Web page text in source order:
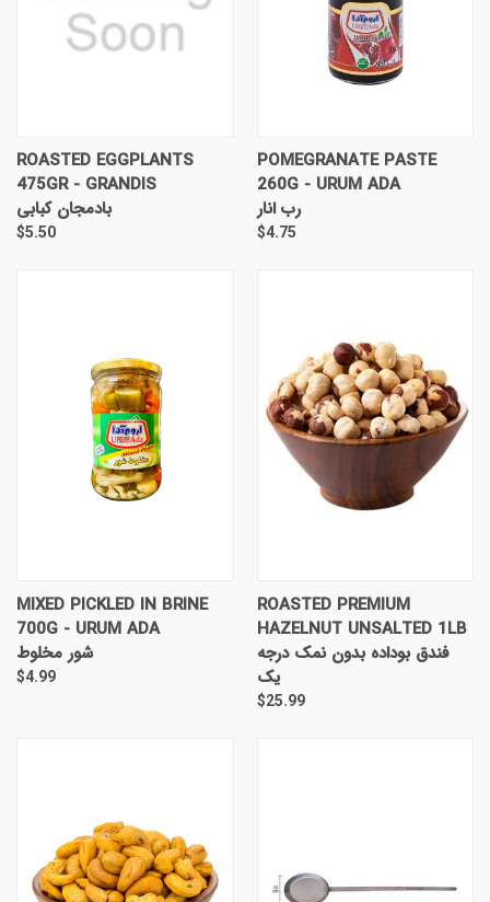
ROASTED EGGPLANTS
475GR - GRANDIS
بادمجان کبابی
$5.50
POMEGRANATE PASTE
260G - URUM ADA
رب انار
$4.75
MIXED PICKLED IN BRINE
700G - URUM ADA
شور مخلوط
$4.99
ROASTED PREMIUM
HAZELNUT UNSALTED 1LB
فندق بوداده بدون نمک درجه
یک
$25.99